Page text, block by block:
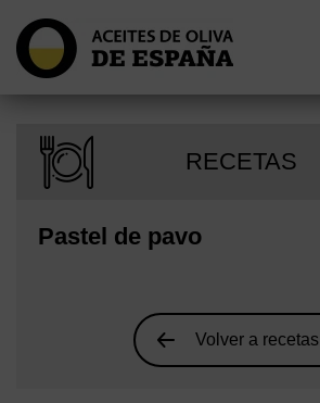
RECETAS
Pastel de pavo
Volver a recetas